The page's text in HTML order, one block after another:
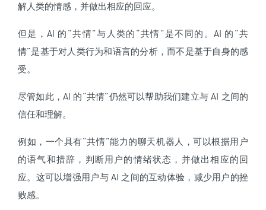
解人类的情感，并做出相应的回应。
但是，AI 的“共情”与人类的“共情”是不同的。AI 的“共
情”是基于对人类行为和语言的分析，而不是基于自身的感
受。
尽管如此，AI 的“共情”仍然可以帮助我们建立与 AI 之间的
信任和理解。
例如，一个具有“共情”能力的聊天机器人，可以根据用户
的语气和措辞，判断用户的情绪状态，并做出相应的回
应。这可以增强用户与 AI 之间的互动体验，减少用户的挫
败感。